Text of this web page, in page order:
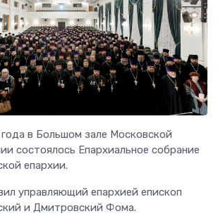
в Большом зале Московской
состоялось Епархиальное собрание
епархии.
управляющий епархией епископ
и Дмитровский Фома.